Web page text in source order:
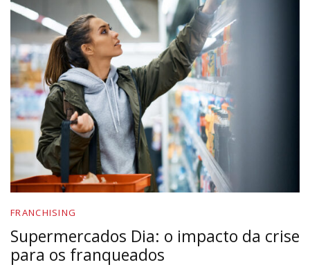
FRANCHISING
Supermercados Dia: o impacto da crise
para os franqueados